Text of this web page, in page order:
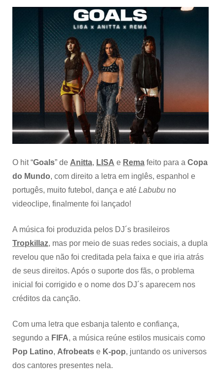
Anitta
“Goals”
O hit “Goals” de Anitta, LISA e Rema feito para a Copa
do Mundo, com direito a letra em inglês, espanhol e
portugês, muito futebol, dança e até Labubu no
videoclipe, finalmente foi lançado!
A música foi produzida pelos DJ´s brasileiros
Tropkillaz, mas por meio de suas redes sociais, a dupla
revelou que não foi creditada pela faixa e que iria atrás
de seus direitos. Após o suporte dos fãs, o problema
inicial foi corrigido e o nome dos DJ´s aparecem nos
créditos da canção.
Com uma letra que esbanja talento e confiança,
segundo a FIFA, a música reúne estilos musicais como
Pop Latino, Afrobeats e K-pop, juntando os universos
dos cantores presentes nela.